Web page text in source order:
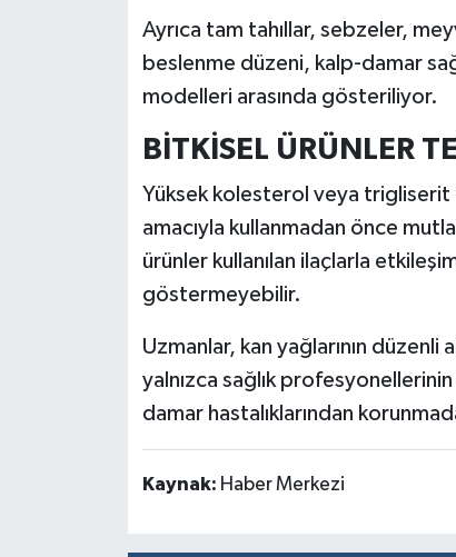
Ayrıca tam tahıllar, sebzeler,
beslenme düzeni, kalp-damar
modelleri arasında gösteriliyor.
BİTKİSEL ÜRÜNLER
Yüksek kolesterol veya trigliserit
amacıyla kullanmadan önce
ürünler kullanılan ilaçlarla
göstermeyebilir.
Uzmanlar, kan yağlarının düzenli
yalnızca sağlık
damar hastalıklarından
Kaynak: Haber Merkezi